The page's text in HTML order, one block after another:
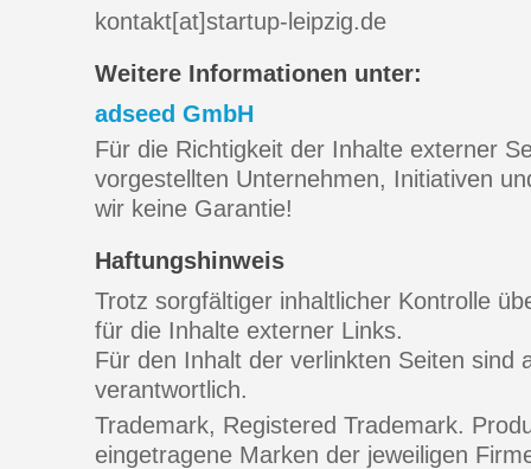
kontakt[at]startup-leipzig.de
Weitere Informationen unter:
adseed GmbH
Für die Richtigkeit der Inhalte externer
vorgestellten Unternehmen, Initiativen
wir keine Garantie!
Haftungshinweis
Trotz sorgfältiger inhaltlicher Kontrolle
für die Inhalte externer Links.
Für den Inhalt der verlinkten Seiten sind
verantwortlich.
Trademark, Registered Trademark.
eingetragene Marken der jeweiligen